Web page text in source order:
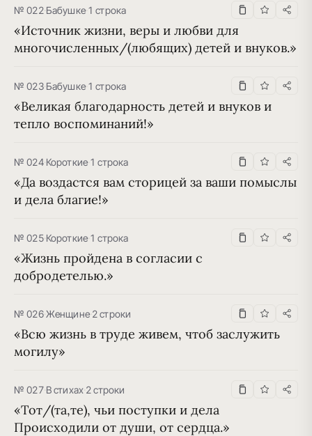
№ 022·Бабушке·1 строка
«Источник жизни, веры и любви для
многочисленных/(любящих) детей и внуков.»
№ 023·Бабушке·1 строка
«Великая благодарность детей и внуков и
тепло воспоминаний!»
№ 024·Короткие·1 строка
«Да воздастся вам сторицей за ваши помыслы
и дела благие!»
№ 025·Короткие·1 строка
«Жизнь пройдена в согласии с
добродетелью.»
№ 026·Женщине·2 строки
«Всю жизнь в труде живем, чтоб заслужить
могилу»
№ 027·В стихах·2 строки
«Тот/(та,те), чьи поступки и дела
Происходили от души, от сердца.»